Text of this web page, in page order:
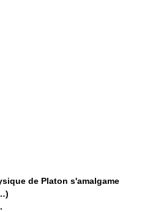
de Platon s'amalgame